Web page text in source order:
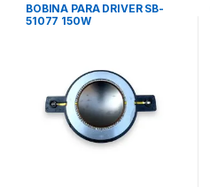
BOBINA PARA DRIVER SB-
51077 150W